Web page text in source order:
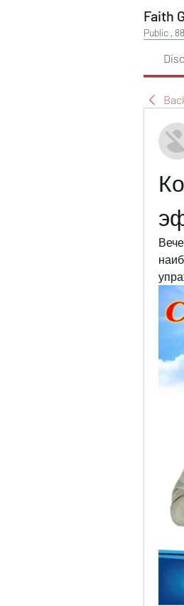
Faith
Public ·